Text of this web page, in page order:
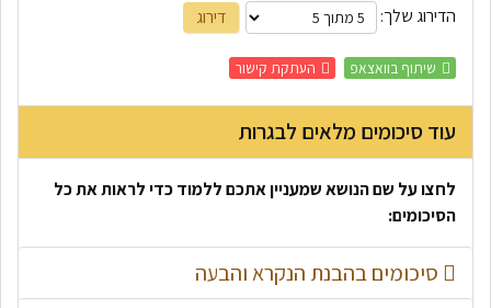
הדירוג שלך:
שיתוף בוואצאפ העתקת קישור
עוד סיכומים מלאים לבגרות
לחצו על שם הנושא שמעניין אתכם ללמוד כדי לראות את כל
הסיכומים:
סיכומים בהבנת הנקרא והבעה